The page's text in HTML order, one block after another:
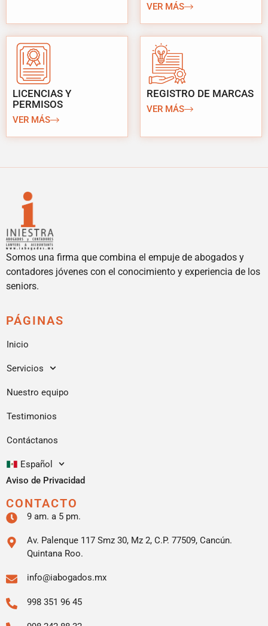
VER MÁS
LICENCIAS Y
PERMISOS
VER MÁS
REGISTRO DE MARCAS
VER MÁS
Somos una firma que combina el empuje de abogados y
contadores jóvenes con el conocimiento y experiencia de los
seniors.
PÁGINAS
Inicio
Servicios
Nuestro equipo
Testimonios
Contáctanos
Español
Aviso de Privacidad
CONTACTO
9 am. a 5 pm.
Av. Palenque 117 Smz 30, Mz 2, C.P. 77509, Cancún.
Quintana Roo.
info@iabogados.mx
998 351 96 45